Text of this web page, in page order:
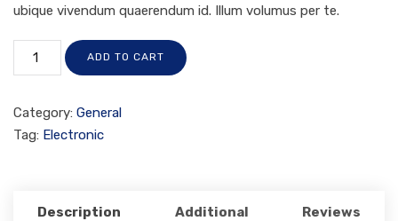
ubique vivendum quaerendum id. Illum volumus per te.
ADD TO CART
Category: General
Tag: Electronic
Description
Additional
Reviews